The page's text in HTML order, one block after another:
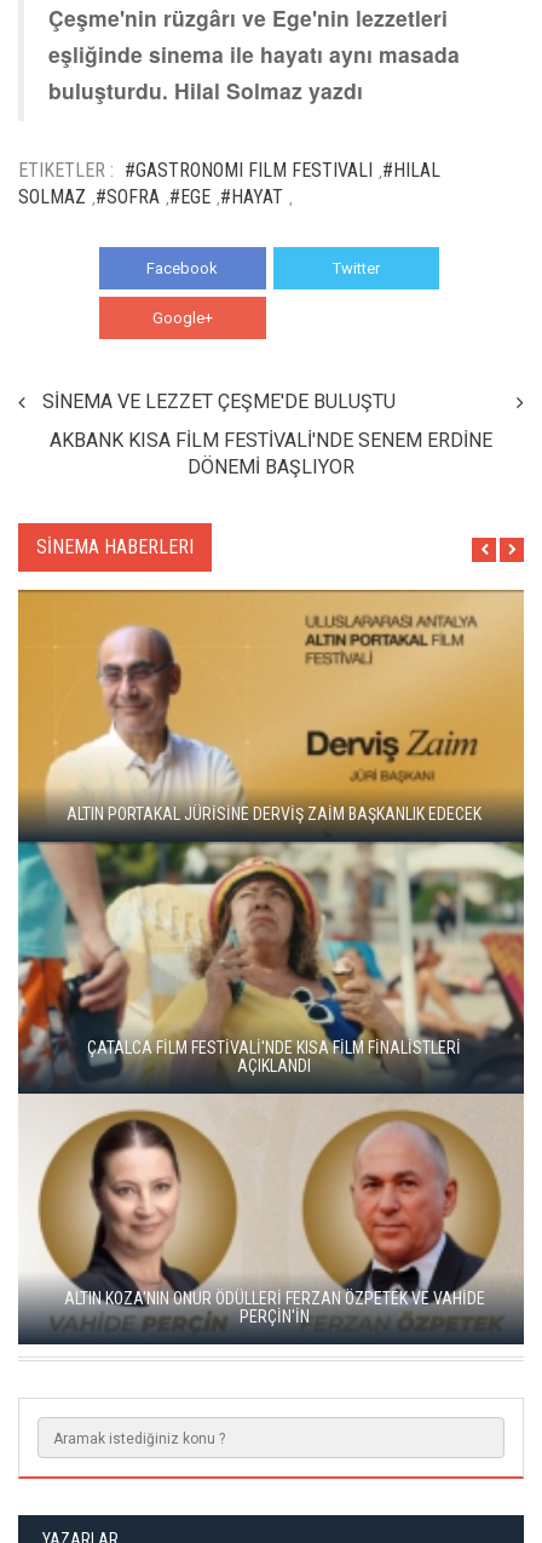
Çeşme'nin rüzgârı ve Ege'nin lezzetleri
eşliğinde sinema ile hayatı aynı masada
buluşturdu. Hilal Solmaz yazdı
ETIKETLER : #GASTRONOMI FILM FESTIVALI #HILAL
SOLMAZ #SOFRA #EGE #HAYAT
Facebook Twitter
Google+
SİNEMA VE LEZZET ÇEŞME'DE BULUŞTU
AKBANK KISA FİLM FESTİVALİ'NDE SENEM ERDİNE
DÖNEMİ BAŞLIYOR
SİNEMA HABERLERI
ADANA ALTIN KOZA'DA JÜRİ BAŞKANI ZUHAL OLCAY
YEŞİM USTAOĞLU'NUN "ARTAKALAN"I SAN SEBASTIÁN'DA
DÜNYA PRÖMİYERİNİ YAPACAK
GO TÜRKİYE MİNİ DİZİLERİNİN YENİ ROTASI DOĞU KARADENİZ
OLDU